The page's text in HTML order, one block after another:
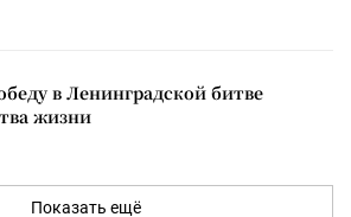
в Ленинградской битве
жизни
Показать ещё